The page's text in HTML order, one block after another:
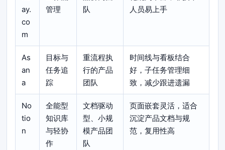
ay.
co
m
管理
队
人员易上手
As
an
a
目标与
任务追
踪
重流程执
行的产品
团队
时间线与看板结合
好，子任务管理细
致，减少跟进遗漏
No
tio
n
全能型
知识库
与轻协
作
文档驱动
型、小规
模产品团
队
页面嵌套灵活，适合
沉淀产品文档与规
范，复用性高